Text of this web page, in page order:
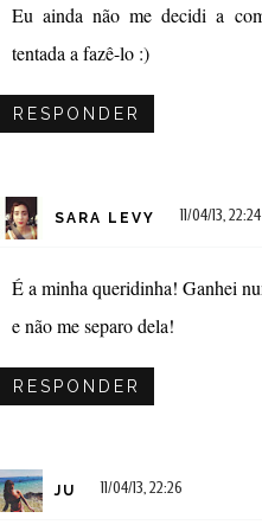
Eu ainda não me decidi a
tentada a fazê-lo :)
RESPONDER
SARA LEVY 11/04/13, 22:24
É a minha queridinha! Ganhei
e não me separo dela!
RESPONDER
JU 11/04/13, 22:26